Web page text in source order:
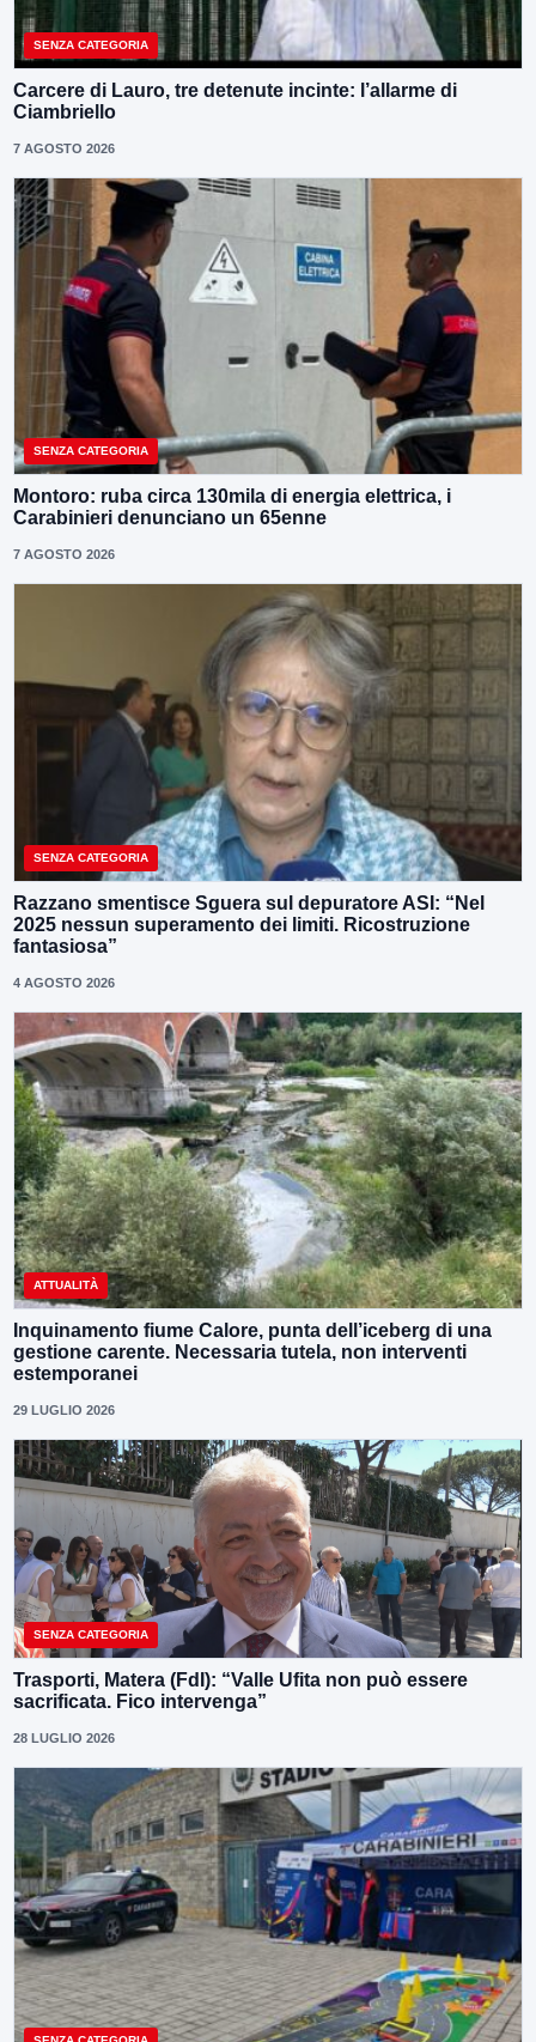
SENZA CATEGORIA
Carcere di Lauro, tre detenute incinte: l’allarme di
Ciambriello
7 AGOSTO 2026
SENZA CATEGORIA
Montoro: ruba circa 130mila di energia elettrica, i
Carabinieri denunciano un 65enne
7 AGOSTO 2026
SENZA CATEGORIA
Razzano smentisce Sguera sul depuratore ASI: “Nel
2025 nessun superamento dei limiti. Ricostruzione
fantasiosa”
4 AGOSTO 2026
ATTUALITÀ
Inquinamento fiume Calore, punta dell’iceberg di una
gestione carente. Necessaria tutela, non interventi
estemporanei
29 LUGLIO 2026
SENZA CATEGORIA
Trasporti, Matera (FdI): “Valle Ufita non può essere
sacrificata. Fico intervenga”
28 LUGLIO 2026